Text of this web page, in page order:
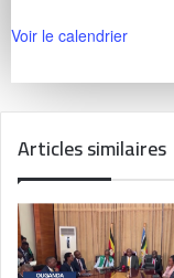
Voir le calendrier
Articles similaires